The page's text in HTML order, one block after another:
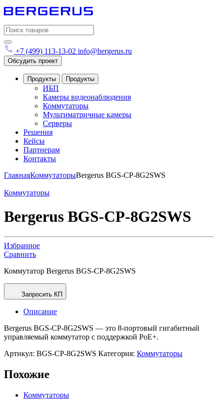
Search
for:
+7 (499) 113-13-02 info@bergerus.ru
Обсудить проект
Продукты Продукты
ИБП
Камеры видеонаблюдения
Коммутаторы
Мультиматричные камеры
Серверы
Решения
Кейсы
Партнерам
Контакты
ГлавнаяКоммутаторыBergerus BGS-CP-8G2SWS
Коммутаторы
Bergerus BGS-CP-8G2SWS
Избранное
Сравнить
Коммутатор Bergerus BGS-CP-8G2SWS
Запросить КП
Описание
Bergerus BGS-CP-8G2SWS — это 8-портовый гигабитный
управляемый коммутатор с поддержкой PoE+.
Артикул: BGS-CP-8G2SWS Категория: Коммутаторы
Похожие
Коммутаторы